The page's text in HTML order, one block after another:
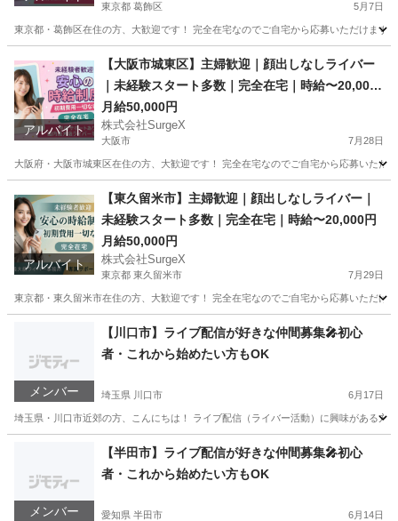
東京都 葛飾区 5月7日
東京都・葛飾区在住の方、大歓迎です！ 完全在宅なのでご自宅から応募いただけま
その他 ライバー
アルバイト
【大阪市城東区】主婦歓迎｜顔出しなしライバー
｜未経験スタート多数｜完全在宅｜時給〜20,000
円
月給50,000円
株式会社SurgeX
大阪市 7月28日
大阪府・大阪市城東区在住の方、大歓迎です！ 完全在宅なのでご自宅から応募いた
その他 ライバー
アルバイト
【東久留米市】主婦歓迎｜顔出しなしライバー｜
未経験スタート多数｜完全在宅｜時給〜20,000円
月給50,000円
株式会社SurgeX
東京都 東久留米市 7月29日
東京都・東久留米市在住の方、大歓迎です！ 完全在宅なのでご自宅から応募いただ
東久留米市 その他 ライバー
メンバー
【川口市】ライブ配信が好きな仲間募集🎤初心
者・これから始めたい方もOK
埼玉県 川口市 6月17日
埼玉県・川口市近郊の方、こんにちは！ ライブ配信（ライバー活動）に興味がある
その他 ライブ配信
メンバー
【半田市】ライブ配信が好きな仲間募集🎤初心
者・これから始めたい方もOK
愛知県 半田市 6月14日